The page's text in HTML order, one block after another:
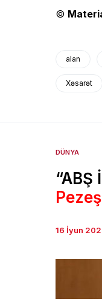
©
alan
Xəsarət
DÜNYA
16 İyun